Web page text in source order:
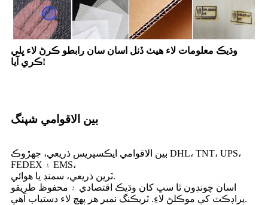
وڌيڪ معلومات لاء هيٺ ڏنل اسان سان رابطو ڪرڻ لاء ڀلي
ڪري آيا!
بين الاقوامي شپنگ
بين الاقوامي ايڪسپريس ذريعي، جهڙوڪ DHL، TNT، UPS،
FEDEX ۽ EMS،
ٽرين ذريعي، سمنڊ يا هوائي.
اسان چونڊون ٿا سڀ کان وڌيڪ اقتصادي ۽ محفوظ طريقو
پراڊڪٽ کي موڪلڻ لاءِ. ٽريڪنگ نمبر هر پهچ لاء دستياب آهي.